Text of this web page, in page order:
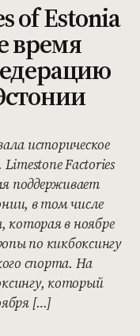
of Estonia
время
историческое
Factories
поддерживает
в том числе
которая в ноябре
по кикбоксингу
спорта. На
который
[…]